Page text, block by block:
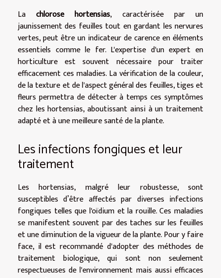
Lachlorose hortensias, caractérisée par un
jaunissement des feuilles tout en gardant les nervures
vertes, peut être un indicateur de carence en éléments
essentiels comme le fer. L'expertise d'un expert en
horticulture est souvent nécessaire pour traiter
efficacement ces maladies. La vérification de la couleur,
de la texture et de l'aspect général des feuilles, tiges et
fleurs permettra de détecter à temps ces symptômes
chez les hortensias, aboutissant ainsi à un traitement
adapté et à une meilleure santé de la plante.
Les infections fongiques et leur
traitement
Les hortensias, malgré leur robustesse, sont
susceptibles d’être affectés par diverses infections
fongiques telles que l'oïdium et la rouille. Ces maladies
se manifestent souvent par des taches sur les feuilles
et une diminution de la vigueur de la plante. Pour y faire
face, il est recommandé d'adopter des méthodes de
traitement biologique, qui sont non seulement
respectueuses de l'environnement mais aussi efficaces